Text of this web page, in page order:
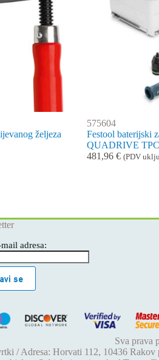
željeza
575604
Festool baterijski
QUADRIVE
481,96€ (PDV
adresa:
se
Sva prava
/ Adresa: Horvati 112, 10436 Rakov